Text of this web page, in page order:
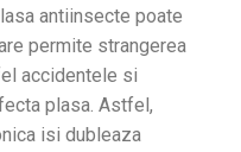
antiinsecte poate
permite strangerea
accidentele si
plasa. Astfel,
isi dubleaza